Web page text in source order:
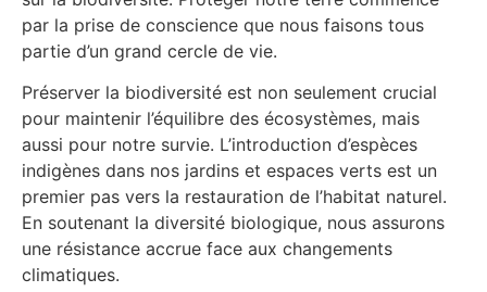
par la prise de conscience que nous faisons tous
partie d’un grand cercle de vie.
Préserver la biodiversité est non seulement crucial
pour maintenir l’équilibre des écosystèmes, mais
aussi pour notre survie. L’introduction d’espèces
indigènes dans nos jardins et espaces verts est un
premier pas vers la restauration de l’habitat naturel.
En soutenant la diversité biologique, nous assurons
une résistance accrue face aux changements
climatiques.